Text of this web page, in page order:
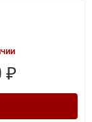
₽